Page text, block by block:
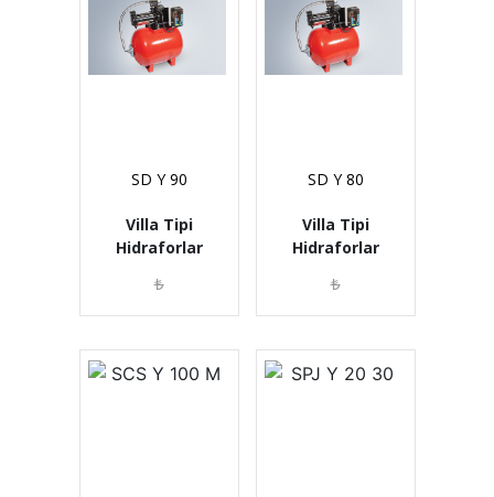
SD Y 90
Villa Tipi
Hidraforlar
₺
SD Y 80
Villa Tipi
Hidraforlar
₺